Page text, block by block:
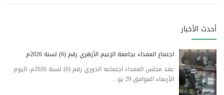
أحدث الأخبار
اجتماع العمداء بجامعة الزعيم الأزهري رقم (6) لسنة 2026م
عقد مجلس العمداء اجتماعه الدوري رقم (6) لسنة 2026م، اليوم
الأربعاء الموافق 29 يو...